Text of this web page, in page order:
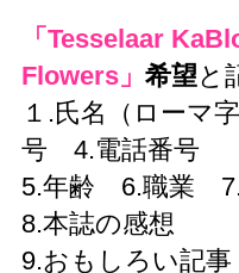
「Tesselaar
Flowers」 希望と
１.氏名（ローマ
号 4.電話番号
5.年齢 6.職業
8.本誌の感想
9.おもしろい記